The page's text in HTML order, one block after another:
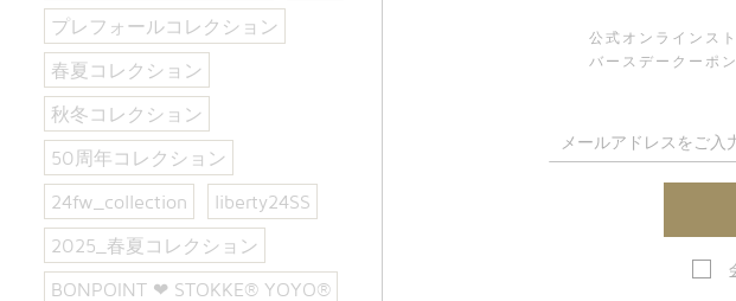
プレフォールコレクション
春夏コレクション
秋冬コレクション
50周年コレクション
24fw_collection liberty24SS
2025_春夏コレクション
BONPOINT ❤︎ STOKKE® YOYO®
コフレセット(フェイス&ボディ)
公式オンラインス
バースデークーポ